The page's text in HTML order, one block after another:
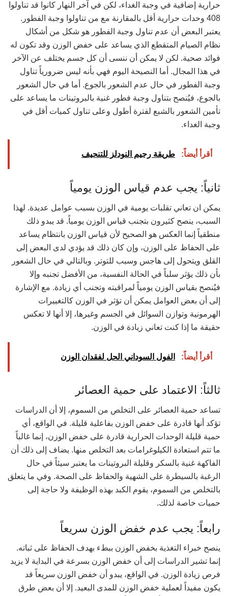
حرارية إضافية في وجبة الغداء، لكن في آخر النهار كانوا قد تناولوا
408 وحدات حرارية أقل بالمقارنة مع من تناولوا وجبة الفطور.
يعتبر البعض أن عدم تناول وجبة الفطور هو شكل من أشكال
نظام الصيام المتقطع الذي يساعد على خفض الوزن وقد تكون له
فوائد صحية. لكن لا يمكن أن ننسى أن كل جسم يختلف عن الآخر
في هذا المجال. أما النصيحة اليوم فهي بأنه ليس ضرورياً تناول
وجبة الفطور في حال عدم الشعور بالجوع. أما في حال الشعور
بالجوع، فيُنصح بتناول وجبة فطور غنية بالبروتينات ما يساعد على
تأمين الشعور بالشبع لفترة أطول وعلى تناول كميات أقل في
وجبة الغداء.
أقرأ أيضاً: طريقة رجيم النودلز للتنحيف
ثانياً: يجب عدم قياس الوزن يومياً
يمكن ان تعاني تقلبات يومية في الوزن بسبب عوامل عديدة. لهذا
السبب، ينصح كثيرون بتجنب قياس الوزن يومياً. قد يبدو ذلك
منطقياً إنما العكس هو الصحيح لأن قياس الوزن بانتظام يساعد
على الحفاظ على الوزن، وإن كان ذلك قد يؤدي لدى البعض إلى
القلق ويتحول إلى هاجس وسبب للتوتر. وبالتالي في حال الشعور
بأن ذلك يؤثر سلباً في الحالة النفسية، من الأفضل تجنبه وإلا
فيُنصح بقياس الوزن يومياً لمراقبته وتجنب أي زيادة. مع الإشارة
إلى أن بعض العوامل يمكن أن تؤثر في الوزن كالتغييرات
الهرمونية وتوازن السوائل في الجسم وغيرها، إلا أنها لا تعكس
حقيقة ما إذا كنت تعاني زيادة في الوزن.
أقرأ أيضاً: الفول السوداني الحل لفقدان الوزن
ثالثاً: الاعتماد على حمية العصائر
تساعد حمية العصائر على التخلص من السموم، إلا أن الدراسات
تؤكد أنها قادرة على خفض الوزن بفاعلية قليلة. في الواقع، أي
حمية قليلة الوحدات الحرارية قادرة على خفض الوزن، إنما غالباً
ما تتم استعادة الكيلوغرامات بعد التخلص منها. يضاف إلى ذلك أن
الفاكهة غنية بالسكر وقليلة البروتينات ما يعتبر سيئاً في حال
الرغبة بالسيطرة على الشهية والحفاظ على الصحة. وفي ما يتعلق
بالتخلص من السموم، يقوم الكبد بهذه الوظيفة ولا حاجة إلى
حميات خاصة لذلك.
رابعاً: يجب عدم خفض الوزن سريعاً
ينصح خبراء التغذية بخفض الوزن ببطء بهدف الحفاظ على ثباته.
إنما تشير الدراسات إلى أن خفض الوزن بسرعة في البداية لا يزيد
فرص زيادة الوزن. في الواقع، يبدو أن خفض الوزن سريعاً قد
يكون مفيداً لعملية خفض الوزن للمدى البعيد. إلا أن بعض طرق